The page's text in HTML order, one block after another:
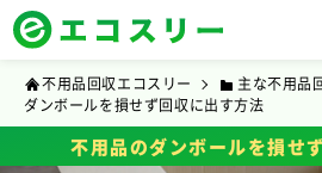
不用品回収エコスリー 主な不用品
ダンボールを損せず回収に出す方法
不用品のダンボールを損せ